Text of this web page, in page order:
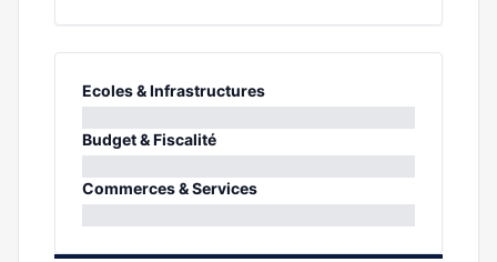
Ecoles & Infrastructures
0%
Budget & Fiscalité
0%
Commerces & Services